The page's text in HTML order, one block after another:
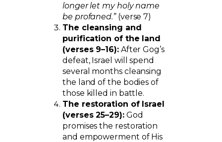
longer let my holy name
be profaned.”(verse 7)
The cleansing and
purification of the land
(verses 9–16):After Gog’s
defeat, Israel will spend
several months cleansing
the land of the bodies of
those killed in battle.
The restoration of Israel
(verses 25–29):God
promises the restoration
and empowerment of His